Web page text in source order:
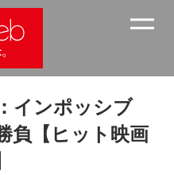
インポッシブ
負【ヒット映画